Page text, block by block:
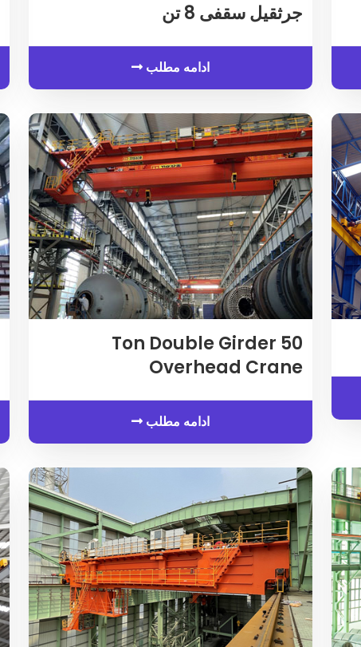
جرثقیل سقفی 8 تن
ادامه مطلب
50
Ton Double Girder
Overhead Crane
ادامه مطلب